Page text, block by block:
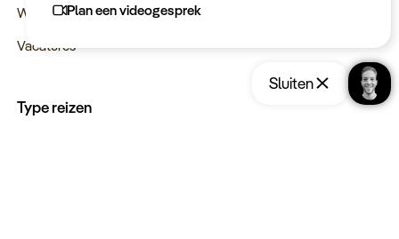
Sluiten
Plan een videogesprek
Webinars
Vacatures
Type reizen